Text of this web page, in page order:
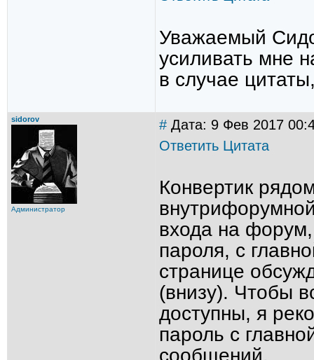
Уважаемый
усиливать мне
в случае
sidorov
Администратор
# Дата: 9 Фев 2017
Ответить Цитата
Конвертик
входа на
пароля, с
странице
(внизу). Чтобы
доступны, я
пароль с
сообщений.